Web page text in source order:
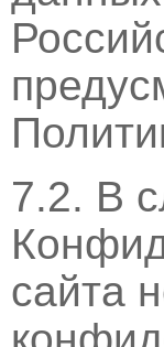
7.2. В
сайта